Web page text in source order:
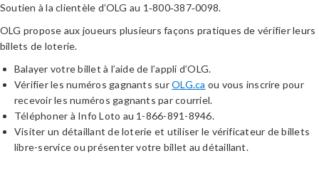
Soutien à la clientèle d’OLG au 1‑800‑387‑0098.
OLG propose aux joueurs plusieurs façons pratiques de vérifier leurs
billets de loterie.
Balayer votre billet à l’aide de l’appli d’OLG.
Vérifier les numéros gagnants surOLG.ca ou vous inscrire pour
recevoir les numéros gagnants par courriel.
Téléphoner à Info Loto au 1-866-891-8946.
Visiter un détaillant de loterie et utiliser le vérificateur de billets
libre-service ou présenter votre billet au détaillant.